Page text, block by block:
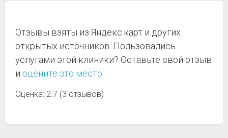
Отзывы взяты из Яндекс.карт и других
открытых источников. Пользовались
услугами этой клиники? Оставьте свой отзыв
и оцените это место:
Оценка: 2.7 (3 отзывов)